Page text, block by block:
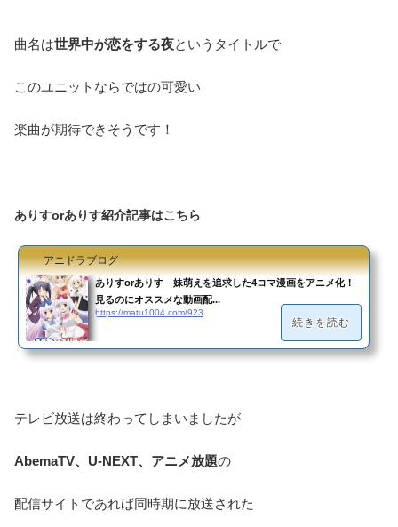
曲名は世界中が恋をする夜というタイトルで
このユニットならではの可愛い
楽曲が期待できそうです！
ありすorありす紹介記事はこちら
アニドラブログ
ありすorありす 妹萌えを追求した4コマ漫画をアニメ化！
見るのにオススメな動画配...
https://matu1004.com/923
続きを読む
テレビ放送は終わってしまいましたが
AbemaTV、U-NEXT、アニメ放題の
配信サイトであれば同時期に放送された